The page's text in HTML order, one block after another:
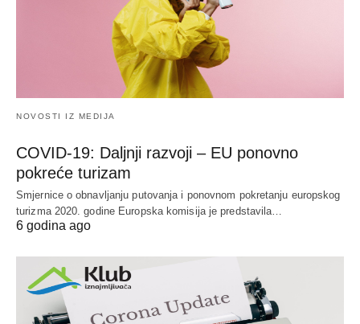
NOVOSTI IZ MEDIJA
COVID-19: Daljnji razvoji – EU ponovno
pokreće turizam
Smjernice o obnavljanju putovanja i ponovnom pokretanju europskog
turizma 2020. godine Europska komisija je predstavila…
6 godina ago